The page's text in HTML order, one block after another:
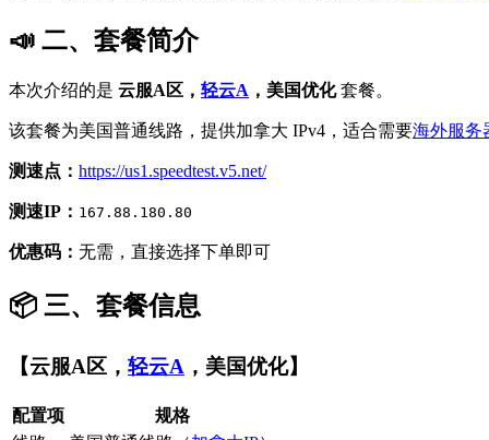
📣 二、套餐简介
本次介绍的是 云服A区， 轻云A ，美国优化套餐。
该套餐为美国普通线路，提供加拿大 IPv4，适合需要海外服务
测速点： https://us1.speedtest.v5.net/
测速IP： 167.88.180.80
优惠码： 无需，直接选择下单即可
📦 三、套餐信息
【云服A区， 轻云A ，美国优化】
配置项
规格